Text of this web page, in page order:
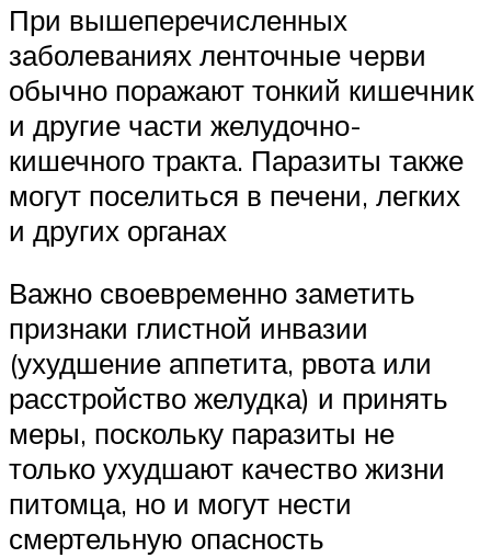
При вышеперечисленных
заболеваниях ленточные черви
обычно поражают тонкий кишечник
и другие части желудочно-
кишечного тракта. Паразиты также
могут поселиться в печени, легких
и других органах
Важно своевременно заметить
признаки глистной инвазии
(ухудшение аппетита, рвота или
расстройство желудка) и принять
меры, поскольку паразиты не
только ухудшают качество жизни
питомца, но и могут нести
смертельную опасность